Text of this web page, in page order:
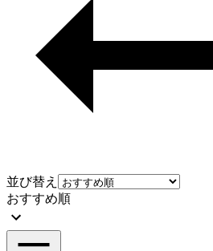
並び替え
おすすめ順